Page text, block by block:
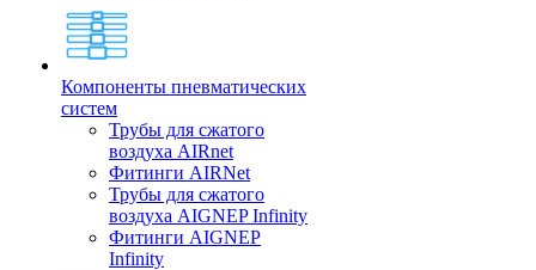
Компоненты пневматических
систем
Трубы для сжатого
воздуха AIRnet
Фитинги AIRNet
Трубы для сжатого
воздуха AIGNEP Infinity
Фитинги AIGNEP
Infinity